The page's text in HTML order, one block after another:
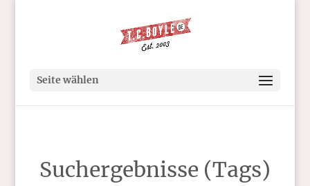
Seite wählen
Suchergebnisse (Tags)